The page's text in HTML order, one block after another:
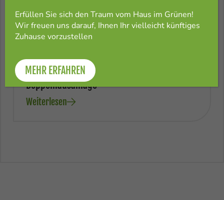
30. Oktober 2025
Spatenstich für nachhaltige
Doppelhausanlage
Weiterlesen
Erfüllen Sie sich den Traum vom Haus im Grünen!
Wir freuen uns darauf, Ihnen Ihr vielleicht künftiges
Zuhause vorzustellen
MEHR ERFAHREN